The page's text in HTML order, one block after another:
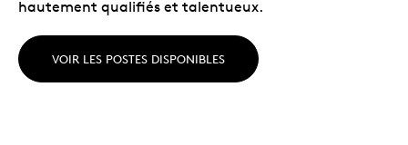
hautement qualifiés et talentueux.
VOIR LES POSTES DISPONIBLES